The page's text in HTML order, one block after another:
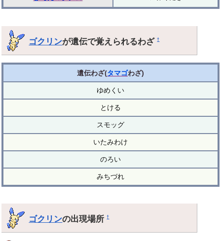
ゴクリンが遺伝で覚えられるわざ†
遺伝わざ(タマゴわざ)
ゆめくい
とける
スモッグ
いたみわけ
のろい
みちづれ
ゴクリンの出現場所†